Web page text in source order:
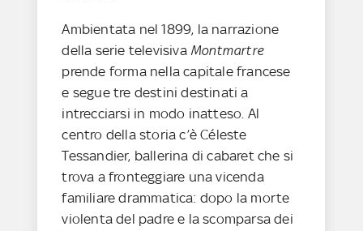
Ambientata nel 1899, la narrazione
della serie televisiva Montmartre
prende forma nella capitale francese
e segue tre destini destinati a
intrecciarsi in modo inatteso. Al
centro della storia c’è Céleste
Tessandier, ballerina di cabaret che si
trova a fronteggiare una vicenda
familiare drammatica: dopo la morte
violenta del padre e la scomparsa dei